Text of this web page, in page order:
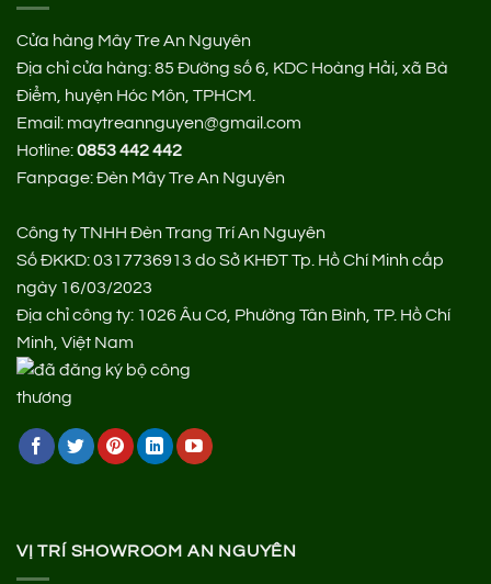
Cửa hàng Mây Tre An Nguyên
Địa chỉ cửa hàng:85 Đường số 6, KDC Hoàng Hải, xã Bà
Điểm, huyện Hóc Môn, TPHCM.
Email: maytreannguyen@gmail.com
Hotline:0853 442 442
Fanpage:Đèn Mây Tre An Nguyên
Công ty TNHH Đèn Trang Trí An Nguyên
Số ĐKKD: 0317736913 do Sở KHĐT Tp. Hồ Chí Minh cấp
ngày 16/03/2023
Địa chỉ công ty: 1026 Âu Cơ, Phường Tân Bình, TP. Hồ Chí
Minh, Việt Nam
VỊ TRÍ SHOWROOM AN NGUYÊN